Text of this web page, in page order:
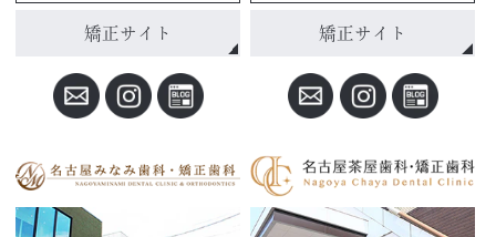
矯正サイト 矯正サイト